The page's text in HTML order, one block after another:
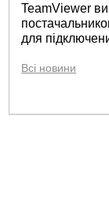
TeamViewer
для
Всі новини